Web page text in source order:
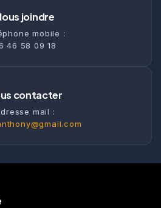
joindre
mobile :
46 58 09 18
contacter
mail :